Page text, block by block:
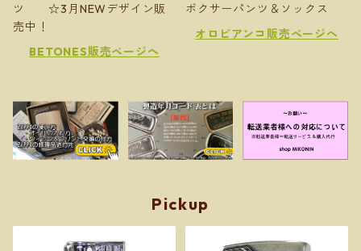
ツ ☆3月NEWデザイン販
売中！
BETONES販売ページへ
ボクサーパンツ＆ソックス
オロビアンコ販売ページへ
Pickup